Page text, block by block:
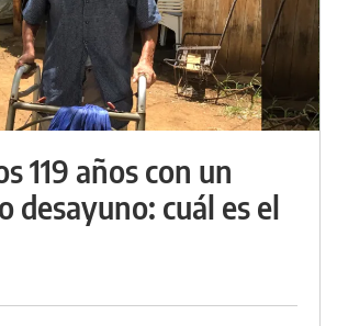
119 años con un
desayuno: cuál es el